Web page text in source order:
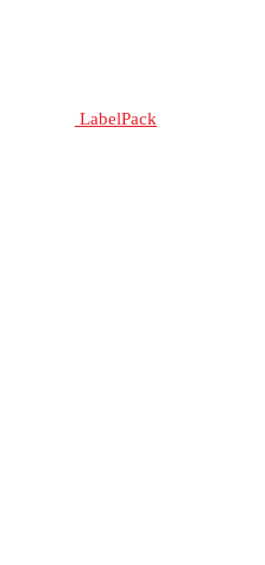
LabelPack